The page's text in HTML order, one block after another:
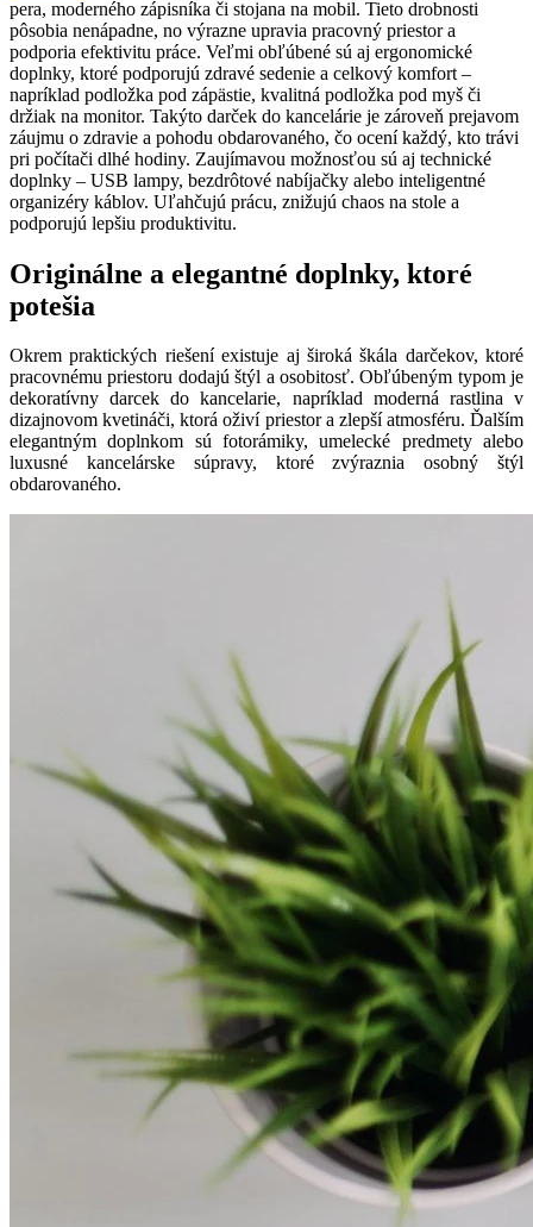
pera, moderného zápisníka či stojana na mobil. Tieto drobnosti
pôsobia nenápadne, no výrazne upravia pracovný priestor a
podporia efektivitu práce. Veľmi obľúbené sú aj ergonomické
doplnky, ktoré podporujú zdravé sedenie a celkový komfort –
napríklad podložka pod zápästie, kvalitná podložka pod myš či
držiak na monitor. Takýto darček do kancelárie je zároveň prejavom
záujmu o zdravie a pohodu obdarovaného, čo ocení každý, kto trávi
pri počítači dlhé hodiny. Zaujímavou možnosťou sú aj technické
doplnky – USB lampy, bezdrôtové nabíjačky alebo inteligentné
organizéry káblov. Uľahčujú prácu, znižujú chaos na stole a
podporujú lepšiu produktivitu.
Originálne a elegantné doplnky, ktoré
potešia
Okrem praktických riešení existuje aj široká škála darčekov, ktoré
pracovnému priestoru dodajú štýl a osobitosť. Obľúbeným typom je
dekoratívny darcek do kancelarie, napríklad moderná rastlina v
dizajnovom kvetináči, ktorá oživí priestor a zlepší atmosféru. Ďalším
elegantným doplnkom sú fotorámiky, umelecké predmety alebo
luxusné kancelárske súpravy, ktoré zvýraznia osobný štýl
obdarovaného.